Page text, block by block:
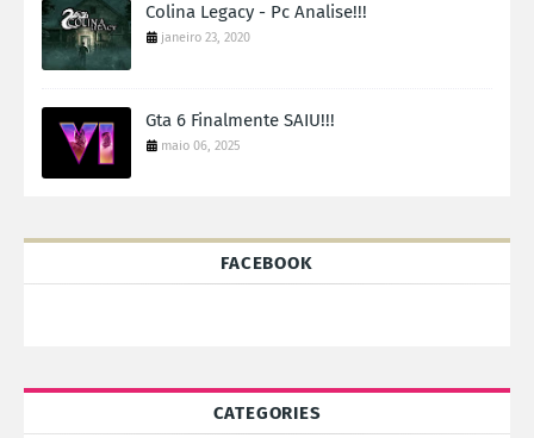
Colina Legacy - Pc Analise!!!
janeiro 23, 2020
Gta 6 Finalmente SAIU!!!
maio 06, 2025
FACEBOOK
CATEGORIES